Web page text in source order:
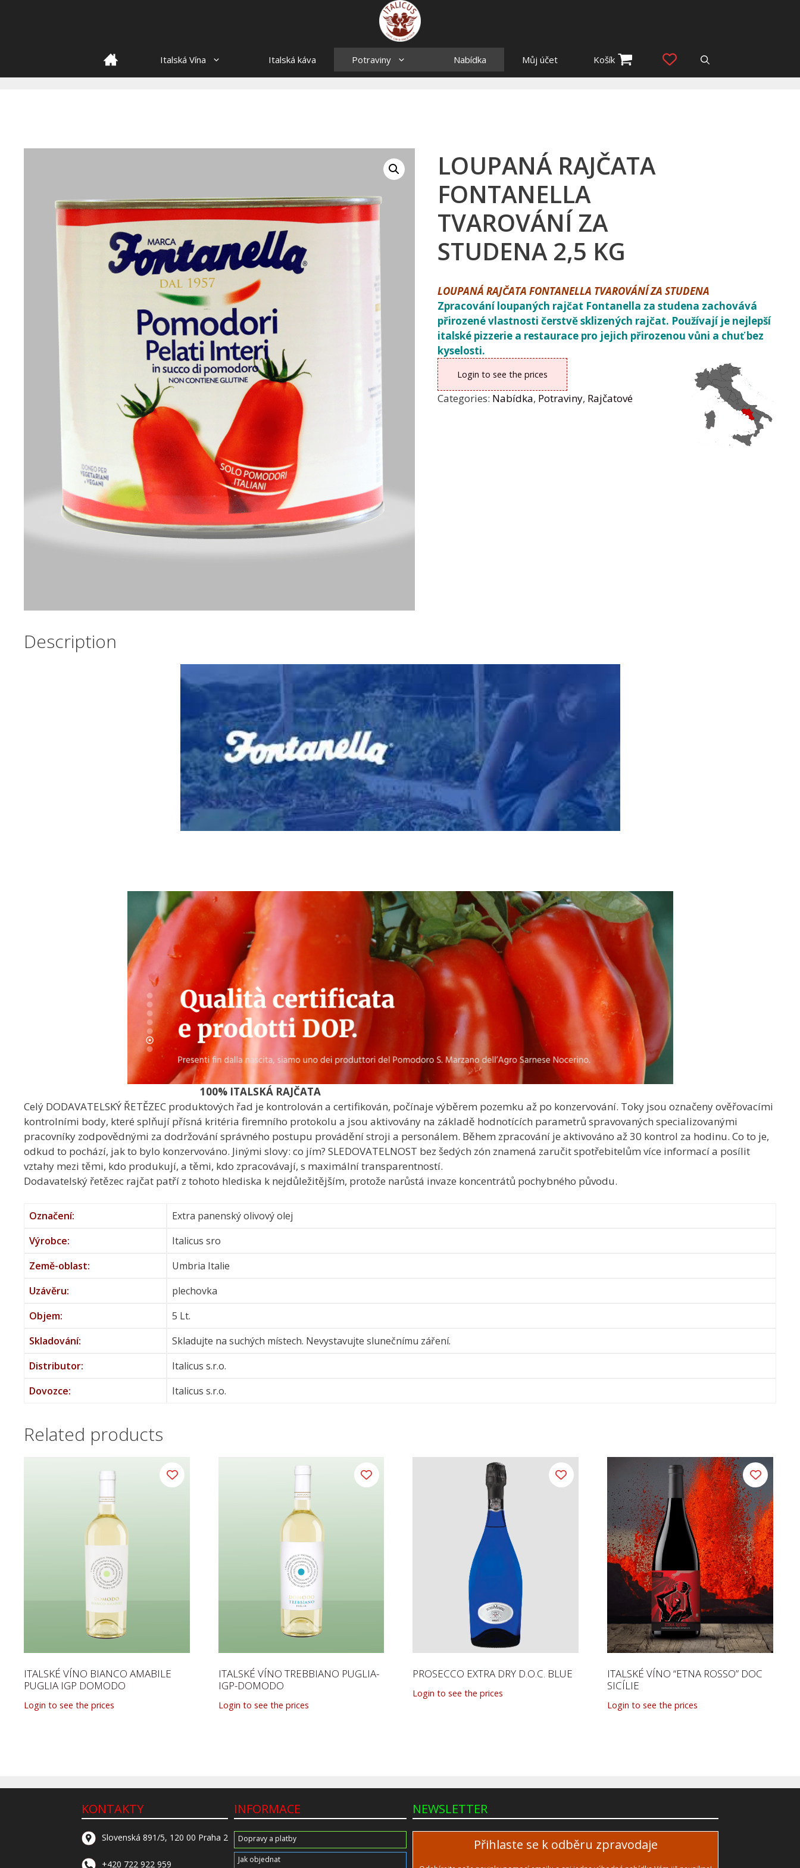
HOME Italská Vína Italská káva Potraviny Nabídka Můj účet Košík
LOUPANÁ RAJČATA
FONTANELLA
TVAROVÁNÍ ZA
STUDENA 2,5 KG
LOUPANÁ RAJČATA FONTANELLA TVAROVÁNÍ ZA STUDENA
Zpracování loupaných rajčat Fontanella za studena zachovává
přirozené vlastnosti čerstvě sklizených rajčat. Používají je nejlepší
italské pizzerie a restaurace pro jejich přirozenou vůni a chuť bez
kyselosti.
Login to see the prices
Categories: Nabídka, Potraviny, Rajčatové
Description
100% ITALSKÁ RAJČATA
Celý DODAVATELSKÝ ŘETĚZEC produktových řad je kontrolován a certifikován, počínaje výběrem pozemku až po konzervování. Toky jsou označeny ověřovacími
kontrolními body, které splňují přísná kritéria firemního protokolu a jsou aktivovány na základě hodnotících parametrů spravovaných specializovanými
pracovníky zodpovědnými za dodržování správného postupu provádění stroji a personálem. Během zpracování je aktivováno až 30 kontrol za hodinu. Co to je,
odkud to pochází, jak to bylo konzervováno. Jinými slovy: co jím? SLEDOVATELNOST bez šedých zón znamená zaručit spotřebitelům více informací a posílit
vztahy mezi těmi, kdo produkují, a těmi, kdo zpracovávají, s maximální transparentností.
Dodavatelský řetězec rajčat patří z tohoto hlediska k nejdůležitějším, protože narůstá invaze koncentrátů pochybného původu.
Označení:
Extra panenský olivový olej
Výrobce:
Italicus sro
Země-oblast:
Umbria Italie
Uzávěru:
plechovka
Objem:
5 Lt.
Skladování:
Skladujte na suchých místech. Nevystavujte slunečnímu záření.
Distributor:
Italicus s.r.o.
Dovozce:
Italicus s.r.o.
Related products
ITALSKÉ VÍNO BIANCO AMABILE
PUGLIA IGP DOMODO
Login to see the prices
ITALSKÉ VÍNO TREBBIANO PUGLIA-
IGP-DOMODO
Login to see the prices
PROSECCO EXTRA DRY D.O.C. BLUE
Login to see the prices
ITALSKÉ VÍNO “ETNA ROSSO” DOC
SICÍLIE
Login to see the prices
KONTAKTY
Slovenská 891/5, 120 00 Praha 2
+420 722 922 959
INFORMACE
Dopravy a platby
Jak objednat
NEWSLETTER
Přihlaste se k odběru zpravodaje